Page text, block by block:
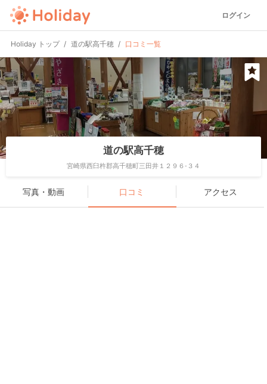
ログイン
Holiday トップ 道の駅高千穂 口コミ一覧
道の駅高千穂
宮崎県西臼杵郡高千穂町三田井１２９６-３４
写真・動画 口コミ アクセス